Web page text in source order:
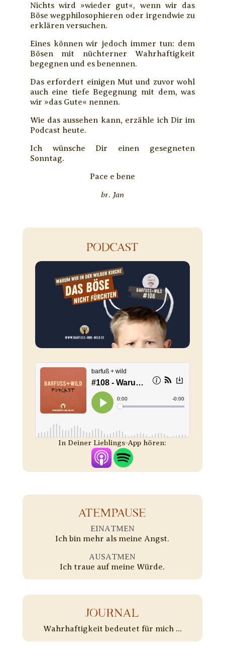
Nichts wird »wieder gut«, wenn wir das
Böse wegphilosophieren oder irgendwie zu
erklären versuchen.
Eines können wir jedoch immer tun: dem
Bösen mit nüchterner Wahrhaftigkeit
begegnen und es benennen.
Das erfordert einigen Mut und zuvor wohl
auch eine tiefe Begegnung mit dem, was
wir »das Gute« nennen.
Wie das aussehen kann, erzähle ich Dir im
Podcast heute.
Ich wünsche Dir einen gesegneten
Sonntag.
Pace e bene
br. Jan
PODCAST
In Deiner Lieblings-App hören:
ATEMPAUSE
EINATMEN
Ich bin mehr als meine Angst.
AUSATMEN
Ich traue auf meine Würde.
JOURNAL
Wahrhaftigkeit bedeutet für mich ...